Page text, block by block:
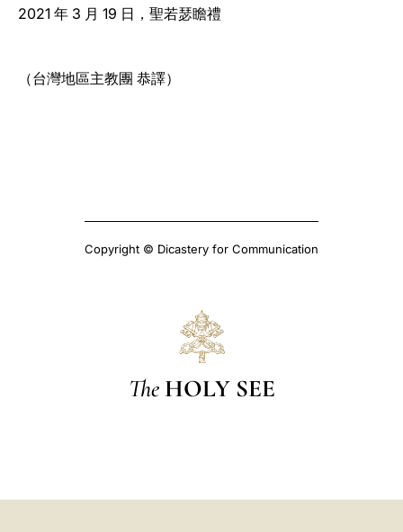
2021 年 3 月 19 日，聖若瑟瞻禮
（台灣地區主教團 恭譯）
Copyright © Dicastery for Communication
The HOLY SEE